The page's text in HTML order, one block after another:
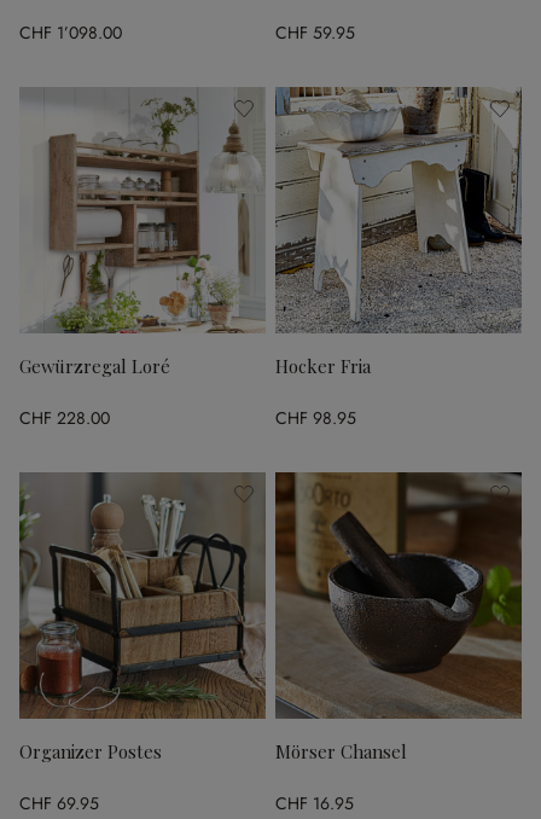
CHF 1’098.00 CHF 59.95
Gewürzregal Loré
CHF 228.00
Hocker Fria
CHF 98.95
Organizer Postes
CHF 69.95
Mörser Chansel
CHF 16.95